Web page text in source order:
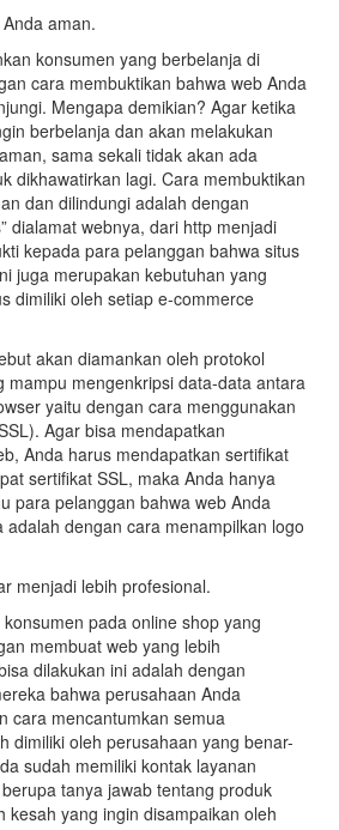
aman.
konsumen yang berbelanja di
cara membuktikan bahwa web Anda
Mengapa demikian? Agar ketika
berbelanja dan akan melakukan
sama sekali tidak akan ada
dikhawatirkan lagi. Cara membuktikan
dan dilindungi adalah dengan
dialamat webnya, dari http menjadi
kepada para pelanggan bahwa situs
juga merupakan kebutuhan yang
dimiliki oleh setiap e-commerce
akan diamankan oleh protokol
mampu mengenkripsi data-data antara
yaitu dengan cara menggunakan
Agar bisa mendapatkan
Anda harus mendapatkan sertifikat
sertifikat SSL, maka Anda hanya
para pelanggan bahwa web Anda
dengan cara menampilkan logo
menjadi lebih profesional.
pada online shop yang
membuat web yang lebih
dilakukan ini adalah dengan
bahwa perusahaan Anda
cara mencantumkan semua
dimiliki oleh perusahaan yang benar-
sudah memiliki kontak layanan
tanya jawab tentang produk
kesah yang ingin disampaikan oleh